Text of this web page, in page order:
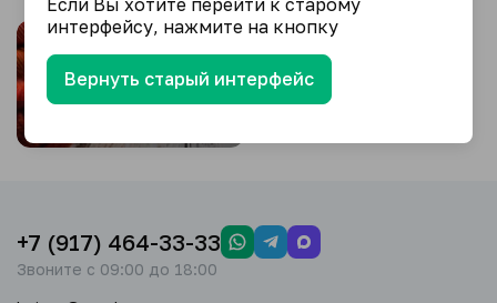
+7 (917) 464-33-33
Звоните с 09:00 до 18:00
Если Вы хотите перейти к старому
интерфейсу, нажмите на кнопку
Вернуть старый интерфейс